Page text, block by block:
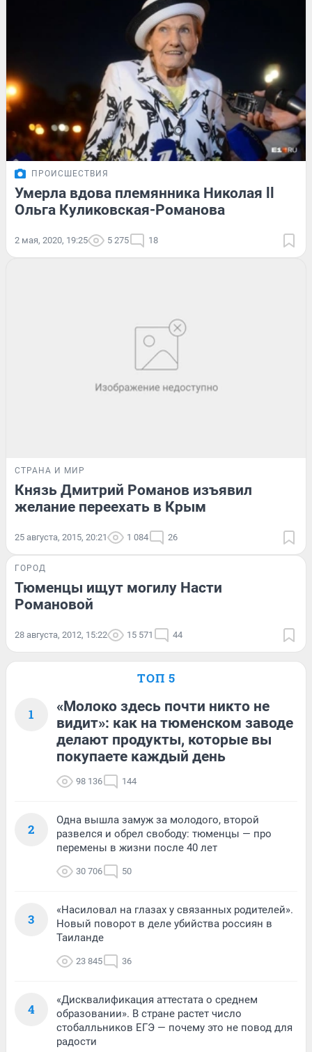
ПРОИСШЕСТВИЯ
Умерла вдова племянника Николая ll
Ольга Куликовская-Романова
2 мая, 2020, 19:25 5 275 18
СТРАНА И МИР
Князь Дмитрий Романов изъявил
желание переехать в Крым
25 августа, 2015, 20:21 1 084 26
ГОРОД
Тюменцы ищут могилу Насти
Романовой
28 августа, 2012, 15:22 15 571 44
ТОП 5
1
«Молоко здесь почти никто не
видит»: как на тюменском заводе
делают продукты, которые вы
покупаете каждый день
98 136 144
2
Одна вышла замуж за молодого, второй
развелся и обрел свободу: тюменцы — про
перемены в жизни после 40 лет
30 706 50
3
«Насиловал на глазах у связанных родителей».
Новый поворот в деле убийства россиян в
Таиланде
23 845 36
4
«Дисквалификация аттестата о среднем
образовании». В стране растет число
стобалльников ЕГЭ — почему это не повод для
радости